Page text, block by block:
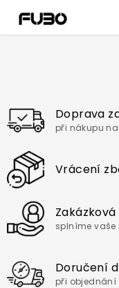
obsah
Doprava
při nákupu
Vrácení
splníme
Doručení
při objednání